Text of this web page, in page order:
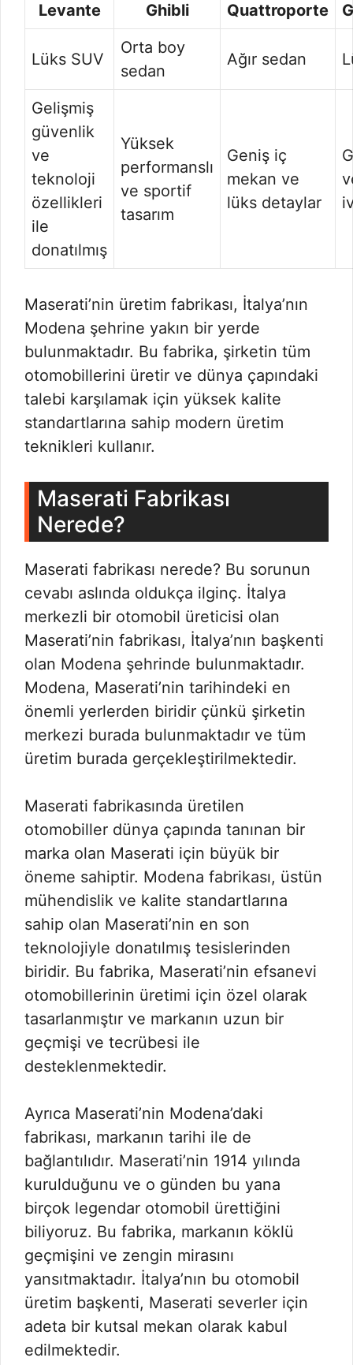
Levante
Ghibli
Quattroporte
Lüks SUV
Orta boy
sedan
Ağır sedan
Gelişmiş
güvenlik
ve
teknoloji
özellikleri
ile
donatılmış
Yüksek
performanslı
ve sportif
tasarım
Geniş iç
mekan ve
lüks detaylar
Maserati’nin üretim fabrikası, İtalya’nın
Modena şehrine yakın bir yerde
bulunmaktadır. Bu fabrika, şirketin tüm
otomobillerini üretir ve dünya çapındaki
talebi karşılamak için yüksek kalite
standartlarına sahip modern üretim
teknikleri kullanır.
Maserati Fabrikası
Nerede?
Maserati fabrikası nerede? Bu sorunun
cevabı aslında oldukça ilginç. İtalya
merkezli bir otomobil üreticisi olan
Maserati’nin fabrikası, İtalya’nın başkenti
olan Modena şehrinde bulunmaktadır.
Modena, Maserati’nin tarihindeki en
önemli yerlerden biridir çünkü şirketin
merkezi burada bulunmaktadır ve tüm
üretim burada gerçekleştirilmektedir.
Maserati fabrikasında üretilen
otomobiller dünya çapında tanınan bir
marka olan Maserati için büyük bir
öneme sahiptir. Modena fabrikası, üstün
mühendislik ve kalite standartlarına
sahip olan Maserati’nin en son
teknolojiyle donatılmış tesislerinden
biridir. Bu fabrika, Maserati’nin efsanevi
otomobillerinin üretimi için özel olarak
tasarlanmıştır ve markanın uzun bir
geçmişi ve tecrübesi ile
desteklenmektedir.
Ayrıca Maserati’nin Modena’daki
fabrikası, markanın tarihi ile de
bağlantılıdır. Maserati’nin 1914 yılında
kurulduğunu ve o günden bu yana
birçok legendar otomobil ürettiğini
biliyoruz. Bu fabrika, markanın köklü
geçmişini ve zengin mirasını
yansıtmaktadır. İtalya’nın bu otomobil
üretim başkenti, Maserati severler için
adeta bir kutsal mekan olarak kabul
edilmektedir.